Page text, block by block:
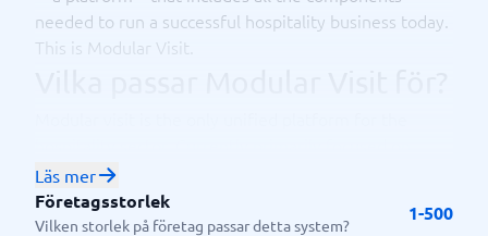
needed to run a successful hospitality business today.
This is Modular Visit.
small to midsized companies. We offer PMS, WBE,
POS, CRM and more in one system to manage
everything regarding bookings, payments,
Läs mer
Företagsstorlek
Vilken storlek på företag passar detta system?
1-500